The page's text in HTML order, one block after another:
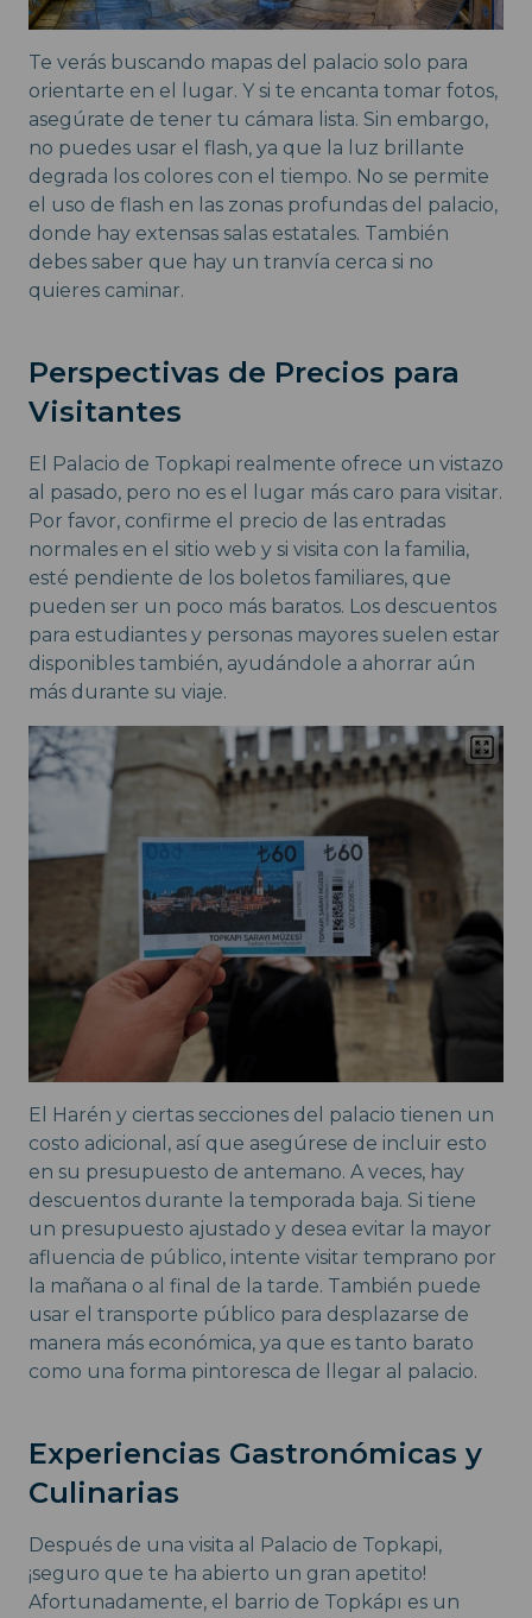
Te verás buscando mapas del palacio solo para
orientarte en el lugar. Y si te encanta tomar fotos,
asegúrate de tener tu cámara lista. Sin embargo,
no puedes usar el flash, ya que la luz brillante
degrada los colores con el tiempo. No se permite
el uso de flash en las zonas profundas del palacio,
donde hay extensas salas estatales. También
debes saber que hay un tranvía cerca si no
quieres caminar.
Perspectivas de Precios para
Visitantes
El Palacio de Topkapi realmente ofrece un vistazo
al pasado, pero no es el lugar más caro para visitar.
Por favor, confirme el precio de las entradas
normales en el sitio web y si visita con la familia,
esté pendiente de los boletos familiares, que
pueden ser un poco más baratos. Los descuentos
para estudiantes y personas mayores suelen estar
disponibles también, ayudándole a ahorrar aún
más durante su viaje.
El Harén y ciertas secciones del palacio tienen un
costo adicional, así que asegúrese de incluir esto
en su presupuesto de antemano. A veces, hay
descuentos durante la temporada baja. Si tiene
un presupuesto ajustado y desea evitar la mayor
afluencia de público, intente visitar temprano por
la mañana o al final de la tarde. También puede
usar el transporte público para desplazarse de
manera más económica, ya que es tanto barato
como una forma pintoresca de llegar al palacio.
Experiencias Gastronómicas y
Culinarias
Después de una visita al Palacio de Topkapi,
¡seguro que te ha abierto un gran apetito!
Afortunadamente, el barrio de Topkápı es un